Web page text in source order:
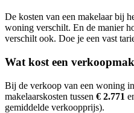
De kosten van een makelaar bij
woning verschilt. En de manier
verschilt ook. Doe je een vast
Wat kost een
Bij de verkoop van een woning
makelaarskosten tussen € 2.771
gemiddelde verkoopprijs).